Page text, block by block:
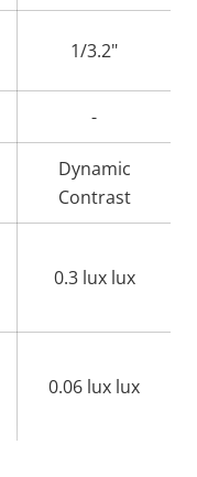
1/3.2"
-
Dynamic
Contrast
0.3 lux lux
0.06 lux lux